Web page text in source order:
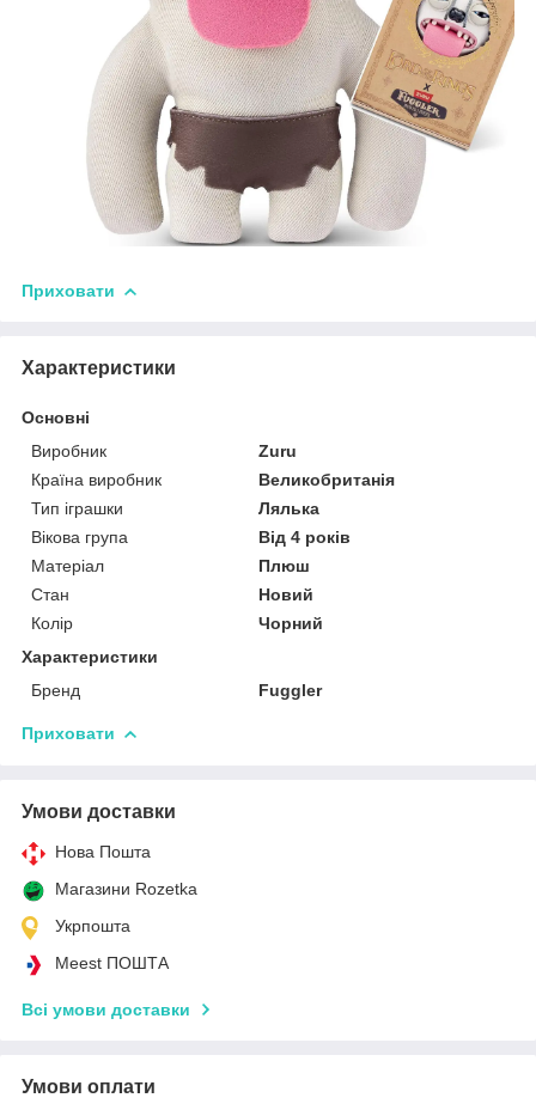
Приховати
Характеристики
Основні
Виробник
Zuru
Країна виробник
Великобританія
Тип іграшки
Лялька
Вікова група
Від 4 років
Матеріал
Плюш
Стан
Новий
Колір
Чорний
Характеристики
Бренд
Fuggler
Приховати
Умови доставки
Нова Пошта
Магазини Rozetka
Укрпошта
Meest ПОШТА
Всі умови доставки
Умови оплати